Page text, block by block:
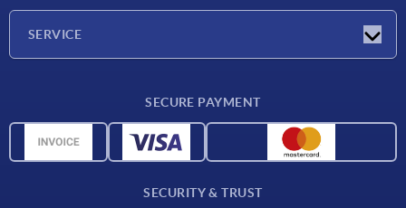
SERVICE
CAD data
SECURE PAYMENT
SECURITY & TRUST